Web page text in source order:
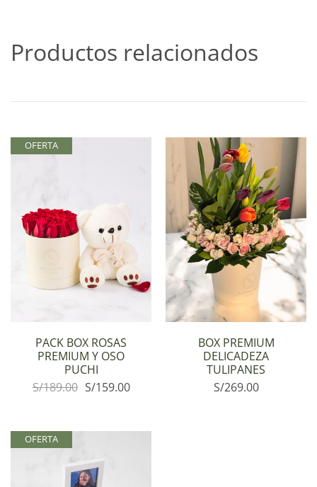
Productos relacionados
OFERTA
PACK BOX ROSAS
PREMIUM Y OSO
PUCHI
S/189.00 S/159.00
BOX PREMIUM
DELICADEZA
TULIPANES
S/269.00
OFERTA